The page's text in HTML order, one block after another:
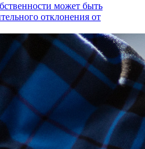
может быть
отклонения от